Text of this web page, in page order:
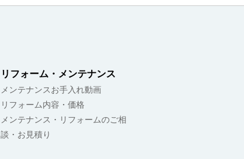
リフォーム・メンテナンス
メンテナンスお手入れ動画
リフォーム内容・価格
メンテナンス・リフォームのご相
談・お見積り